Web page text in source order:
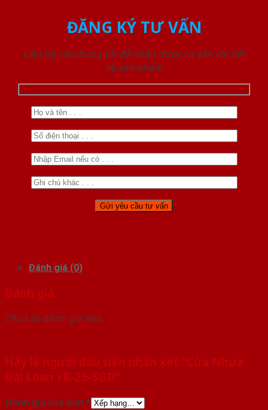
ĐĂNG KÝ TƯ VẤN
Liên hệ với chúng tôi để nhận được tư vấn chi tiết
về sản phẩm
Đánh giá (0)
Đánh giá
Chưa có đánh giá nào.
Hãy là người đầu tiên nhận xét “Cửa Nhựa
Đài Loan YB-25-SGD”
Đánh giá của bạn *